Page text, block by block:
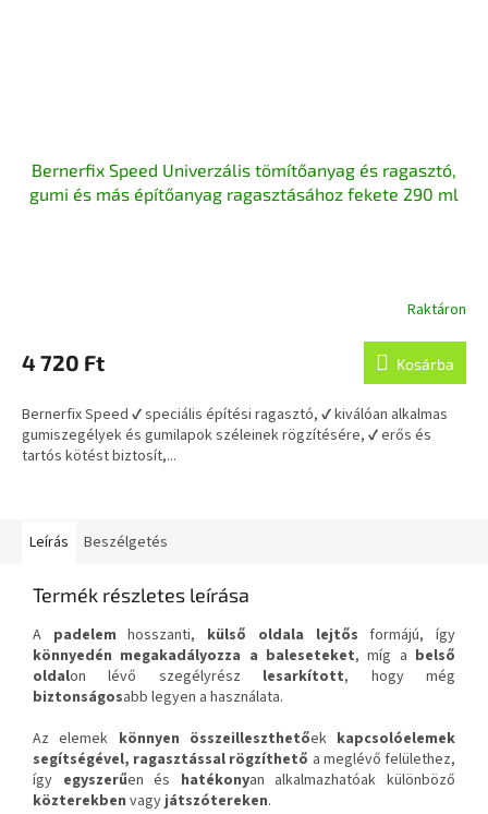
Bernerfix Speed Univerzális tömítőanyag és ragasztó,
gumi és más építőanyag ragasztásához fekete 290 ml
Raktáron
4 720 Ft Kosárba
Bernerfix Speed ✔ speciális építési ragasztó, ✔ kiválóan alkalmas
gumiszegélyek és gumilapok széleinek rögzítésére, ✔ erős és
tartós kötést biztosít,...
Leírás Beszélgetés
Termék részletes leírása
A padelem hosszanti, külső oldala lejtős formájú, így
könnyedén megakadályozza a baleseteket, míg a belső
oldalon lévő szegélyrész lesarkított, hogy még
biztonságosabb legyen a használata.
Az elemek könnyen összeilleszthetőek kapcsolóelemek
segítségével, ragasztással rögzíthető a meglévő felülethez,
így egyszerűen és hatékonyan alkalmazhatóak különböző
közterekben vagyjátszótereken.